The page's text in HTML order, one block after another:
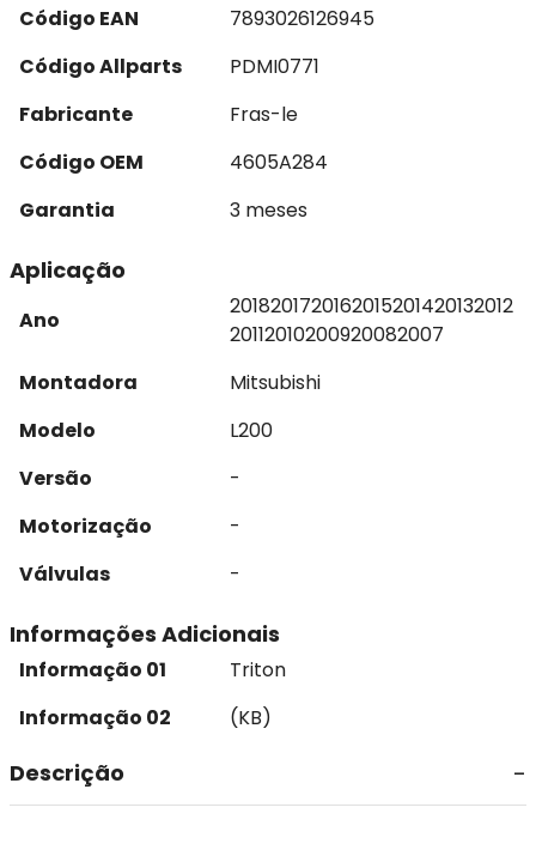
Código EAN
7893026126945
Código Allparts
PDMI0771
Fabricante
Fras-le
Código OEM
4605A284
Garantia
3 meses
Aplicação
Ano
2018201720162015201420132012
20112010200920082007
Montadora
Mitsubishi
Modelo
L200
Versão
-
Motorização
-
Válvulas
-
Informações Adicionais
Informação 01
Triton
Informação 02
(KB)
Descrição